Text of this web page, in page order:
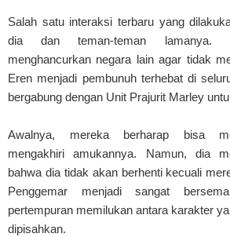
Salah satu interaksi terbaru yang
dia dan teman-teman lamanya.
menghancurkan negara lain agar tidak
Eren menjadi pembunuh terhebat di
bergabung dengan Unit Prajurit Marley
Awalnya, mereka berharap bisa
mengakhiri amukannya. Namun, dia
bahwa dia tidak akan berhenti kecuali
Penggemar menjadi sangat
pertempuran memilukan antara karakter
dipisahkan.